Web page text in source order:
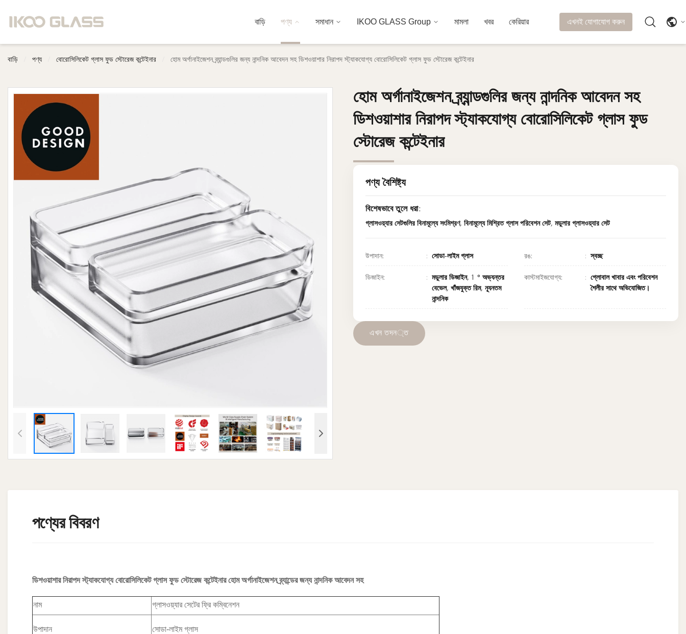
বাড়ি পণ্য সমাধান IKOO GLASS Group মামলা খবর কেরিয়ার এখনই যোগাযোগ করুন
বাড়ি পণ্য বোরোসিলিকেট গ্লাস ফুড স্টোরেজ কন্টেইনার হোম অর্গানাইজেশন ব্র্যান্ডগুলির জন্য নান্দনিক আবেদন সহ ডিশওয়াশার নিরাপদ স্ট্যাকযোগ্য বোরোসিলিকেট গ্লাস ফুড স্টোরেজ কন্টেইনার
হোম অর্গানাইজেশন ব্র্যান্ডগুলির জন্য নান্দনিক আবেদন সহ
ডিশওয়াশার নিরাপদ স্ট্যাকযোগ্য বোরোসিলিকেট গ্লাস ফুড
স্টোরেজ কন্টেইনার
হোম অর্গানাইজেশন ব্র্যান্ডগুলির জন্য নান্দনিক আবেদন সহ
ডিশওয়াশার নিরাপদ স্ট্যাকযোগ্য বোরোসিলিকেট গ্লাস ফুড
স্টোরেজ কন্টেইনার
পণ্য বৈশিষ্ট্য
বিশেষভাবে তুলে ধরা:
গ্লাসওয়্যার সেটগুলির বিনামূল্যে সংমিশ্রণ, বিনামূল্যে মিশ্রিত গ্লাস পরিবেশন সেট, মডুলার গ্লাসওয়্যার সেট
উপাদান: সোডা-লাইম গ্লাস রঙ: স্বচ্ছ
ডিজাইন:
মডুলার ডিজাইন, 1 ° অভ্যন্তর
বেভেল, খাঁজযুক্ত রিম, ন্যূনতম
নান্দনিক
কাস্টমাইজযোগ্য:
গ্লোবাল খাবার এবং পরিবেশন
শৈলীর সাথে অভিযোজিত।
এখন তদন্ত
পণ্যের বিবরণ
ডিশওয়াশার নিরাপদ স্ট্যাকযোগ্য বোরোসিলিকেট গ্লাস ফুড স্টোরেজ কন্টেইনার হোম অর্গানাইজেশন ব্র্যান্ডের জন্য নান্দনিক আবেদন সহ
নাম গ্লাসওয়্যার সেটের ফ্রি কম্বিনেশন
উপাদান সোডা-লাইম গ্লাস